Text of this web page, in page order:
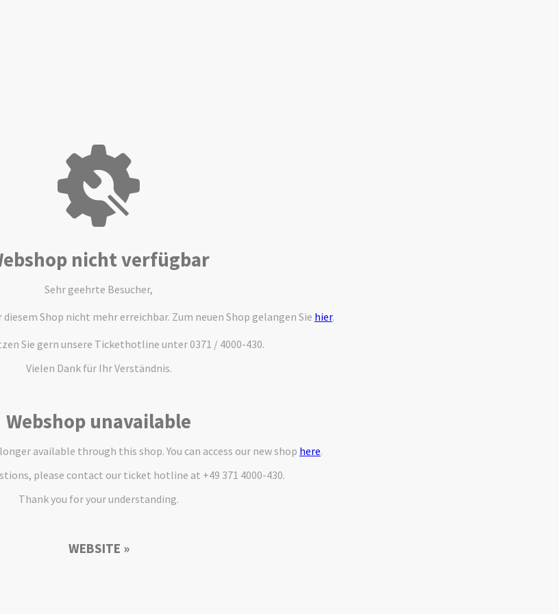
nicht verfügbar
Sehr geehrte Besucher,
Shop nicht mehr erreichbar. Zum neuen Shop gelangen Sie hier.
Sie gern unsere Tickethotline unter 0371 / 4000-430.
Vielen Dank für Ihr Verständnis.
Webshop unavailable
available through this shop. You can access our new shop here.
please contact our ticket hotline at +49 371 4000-430.
Thank you for your understanding.
WEBSITE »